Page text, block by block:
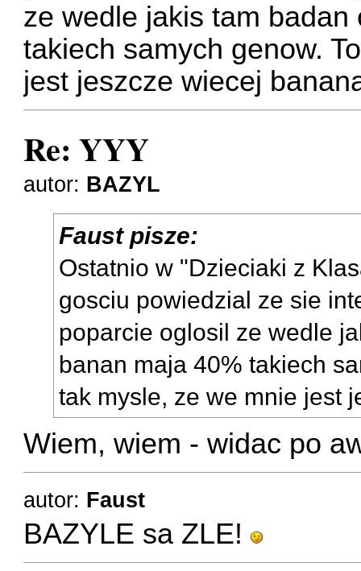
ze wedle jakis tam
takiech samych genow.
jest jeszcze wiecej
Re: YYY
autor: BAZYL
Faust pisze:
Ostatnio w "Dzieciaki z
gosciu powiedzial ze sie
poparcie oglosil ze wedle
banan maja 40% takiech
tak mysle, ze we mnie jest
Wiem, wiem - widac po
autor: Faust
BAZYLE sa ZLE!